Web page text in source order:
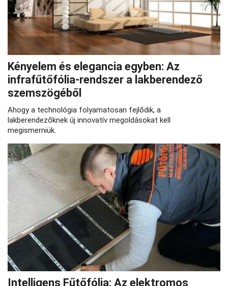
Kényelem és elegancia egyben: Az
infrafűtőfólia-rendszer a lakberendező
szemszögéből
Ahogy a technológia folyamatosan fejlődik, a
lakberendezőknek új innovatív megoldásokat kell
megismerniük.
Intelligens Fűtőfólia: Az elektromos